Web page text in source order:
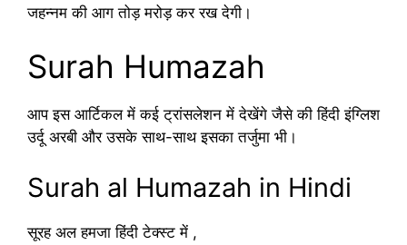
जहन्नम की आग तोड़ मरोड़ कर रख देगी।
Surah Humazah
आप इस आर्टिकल में कई ट्रांसलेशन में देखेंगे जैसे की हिंदी इंग्लिश
उर्दू अरबी और उसके साथ-साथ इसका तर्जुमा भी।
Surah al Humazah in Hindi
सूरह अल हमजा हिंदी टेक्स्ट में ,